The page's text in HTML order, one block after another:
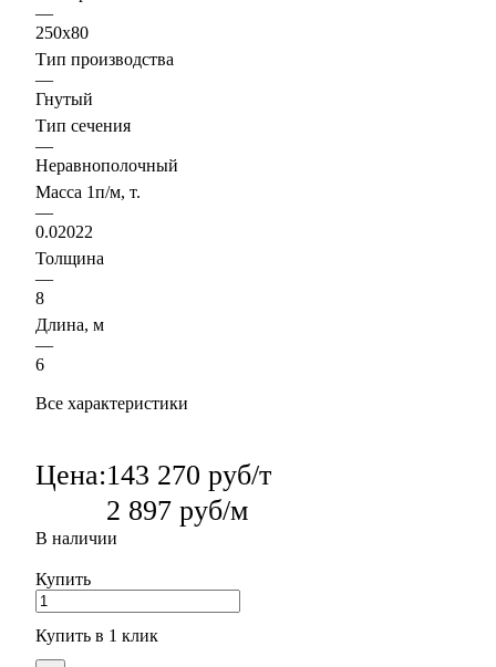
—
250х80
Тип производства
—
Гнутый
Тип сечения
—
Неравнополочный
Масса 1п/м, т.
—
0.02022
Толщина
—
8
Длина, м
—
6
Все характеристики
Цена:143 270 руб/т
2 897 руб/м
В наличии
Купить
Купить в 1 клик